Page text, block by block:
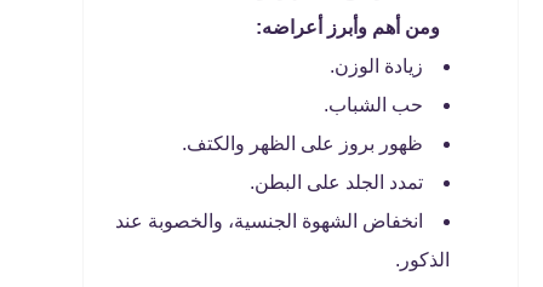
ومن أهم وأبرز أعراضه:
زيادة الوزن.
حب الشباب.
ظهور بروز على الظهر والكتف.
تمدد الجلد على البطن.
انخفاض الشهوة الجنسية، والخصوبة عند
الذكور.